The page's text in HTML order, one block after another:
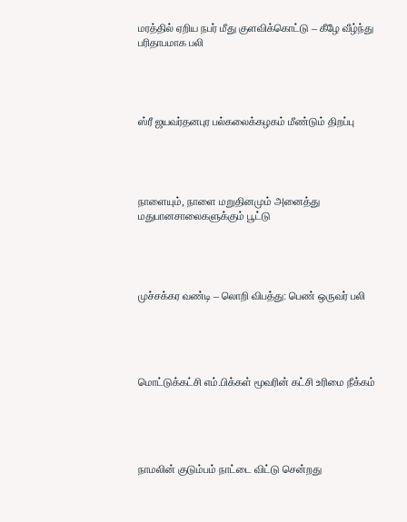
மரத்தில் ஏறிய நபர் மீது குளவிக்கொட்டு – கீழே வீழ்ந்து
பரிதாபமாக பலி
ஸ்ரீ ஜயவர்தனபுர பல்கலைக்கழகம் மீண்டும் திறப்பு
நாளையும், நாளை மறுதினமும் அனைத்து
மதுபானசாலைகளுக்கும் பூட்டு
முச்சக்கர வண்டி – லொறி விபத்து: பெண் ஒருவர் பலி
மொட்டுக்கட்சி எம்.பிக்கள் மூவரின் கட்சி உரிமை நீக்கம்
நாமலின் குடும்பம் நாட்டை விட்டு சென்றது